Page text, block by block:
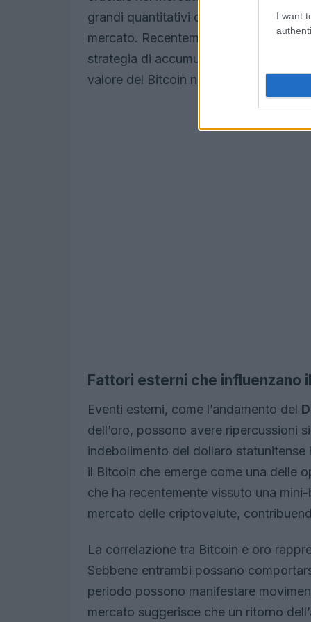
I want
grandi quantitativi di moneta digitale
mercato. Recentemente, le balene
strategia di accumulo, indicando la
valore del Bitcoin nei prossimi mesi.
Fattori esterni che influenzano
Eventi esterni, come l’andamento del
dell’oro, possono avere ripercussioni
indebolimento del dollaro
il Bitcoin che emerge come una delle
che ha recentemente vissuto una
mercato delle criptovalute,
La correlazione tra Bitcoin e oro
Sebbene entrambi possano
periodo possono manifestare
mercato suggerisce che un ritorno